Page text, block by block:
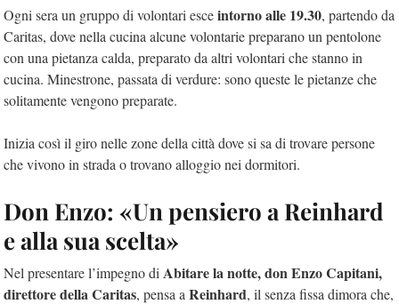
Ogni sera un gruppo di volontari esceintorno alle 19.30, partendo da
Caritas, dove nella cucina alcune volontarie preparano un pentolone
con una pietanza calda, preparato da altri volontari che stanno in
cucina. Minestrone, passata di verdure: sono queste le pietanze che
solitamente vengono preparate.
Inizia così il giro nelle zone della città dove si sa di trovare persone
che vivono in strada o trovano alloggio nei dormitori.
Don Enzo: «Un pensiero a Reinhard
e alla sua scelta»
Nel presentare l’impegno diAbitare la notte, don Enzo Capitani,
direttore della Caritas, pensa aReinhard, il senza fissa dimora che,